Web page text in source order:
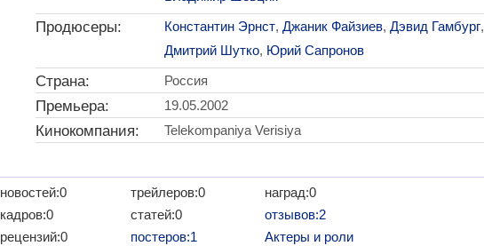
Продюсеры: Константин Эрнст, Джаник Файзиев, Дэвид Гамбург,
Дмитрий Шутко, Юрий Сапронов
Страна: Россия
Премьера: 19.05.2002
Кинокомпания: Telekompaniya Verisiya
новостей:0
кадров:0
рецензий:0
трейлеров:0
статей:0
постеров:1
наград:0
отзывов:2
Актеры и роли